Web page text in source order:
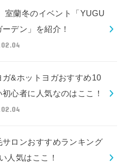
室蘭冬のイベント「YUGU
デン」を紹介！
ガ&ホットヨガおすすめ10
心者に人気なのはここ！
サロンおすすめランキング
人気はここ！